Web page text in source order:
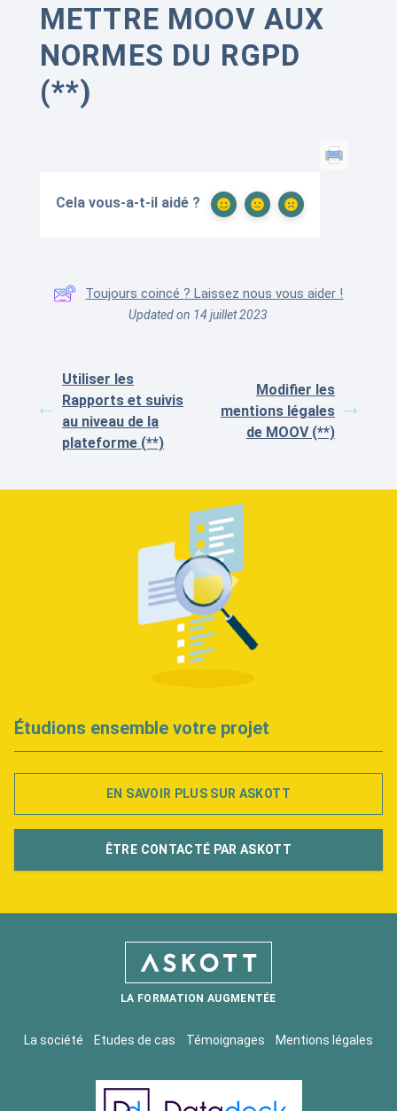
METTRE MOOV AUX
NORMES DU RGPD
(**)
Cela vous-a-t-il aidé ?
Toujours coincé ? Laissez nous vous aider !
Updated on 14 juillet 2023
Utiliser les
Rapports et suivis
au niveau de la
plateforme (**)
Modifier les
mentions légales
de MOOV (**)
Étudions ensemble votre projet
EN SAVOIR PLUS SUR ASKOTT
ÊTRE CONTACTÉ PAR ASKOTT
LA FORMATION AUGMENTÉE
La société Etudes de cas Témoignages Mentions légales